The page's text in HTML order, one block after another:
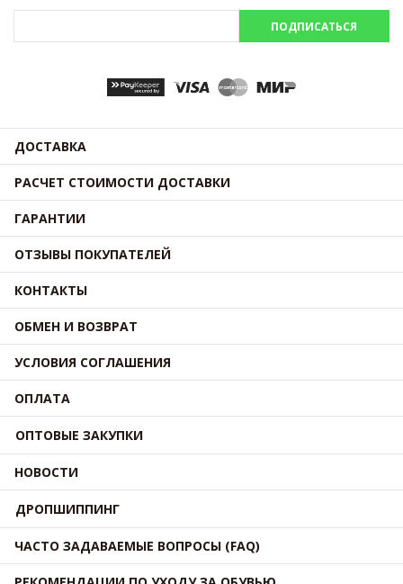
ПОДПИСАТЬСЯ
ДОСТАВКА
РАСЧЕТ СТОИМОСТИ ДОСТАВКИ
ГАРАНТИИ
ОТЗЫВЫ ПОКУПАТЕЛЕЙ
КОНТАКТЫ
ОБМЕН И ВОЗВРАТ
УСЛОВИЯ СОГЛАШЕНИЯ
ОПЛАТА
ОПТОВЫЕ ЗАКУПКИ
НОВОСТИ
ДРОПШИППИНГ
ЧАСТО ЗАДАВАЕМЫЕ ВОПРОСЫ (FAQ)